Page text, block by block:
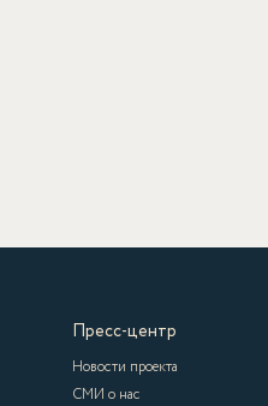
Пресс-центр
Новости проекта
СМИ о нас